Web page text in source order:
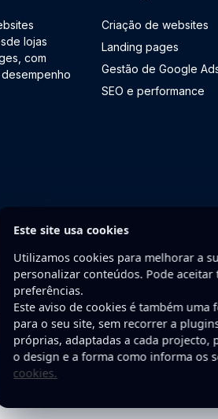
lojas
com
Criação de websites
Landing pages
Gestão de Google
SEO e performance
Todos os direitos reservados.
Este site usa cookies
Utilizamos cookies para melhorar a
personalizar conteúdos. Pode
preferências.
Este aviso de cookies é também
para o seu site, sem recorrer a
próprias, adaptadas a cada
o design e a forma como informa os
cookies.